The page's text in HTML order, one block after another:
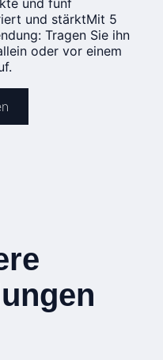
und fünf
und stärktMit 5
Tragen Sie ihn
oder vor einem